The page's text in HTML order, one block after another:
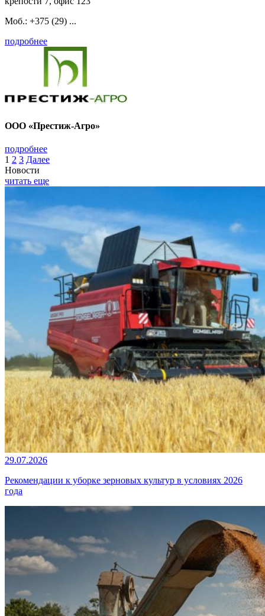
Моб.: +375 (29) ...
подробнее
ООО «Престиж-Агро»
подробнее
1 2 3 Далее
Новости
читать еще
29.07.2026
Рекомендации к уборке зерновых культур в условиях 2026
года